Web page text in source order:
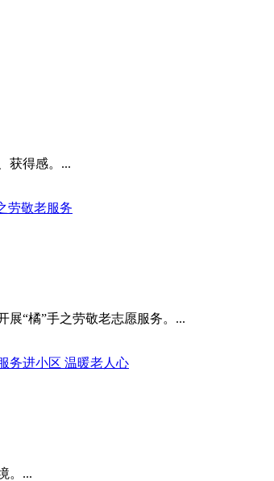
获得感。...
劳敬老服务
展“橘”手之劳敬老志愿服务。...
务进小区 温暖老人心
。...